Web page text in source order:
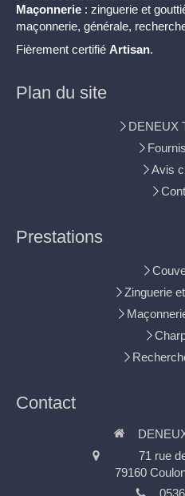
Maçonnerie : zinguerie et
maçonnerie, générale,
Fièrement certifié Artisan.
Plan du site
DENEUX
Avis
Prestations
Zinguerie
Contact
71 rue
79160